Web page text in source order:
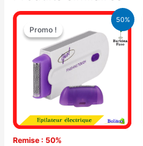
50%
Promo !
Remise : 50%
Promo !
Le
prix
initial
était :
15.000 CFA.
Le
actuel
7.500 CFA.